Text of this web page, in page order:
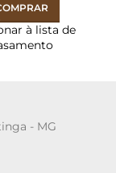
à lista de
- MG